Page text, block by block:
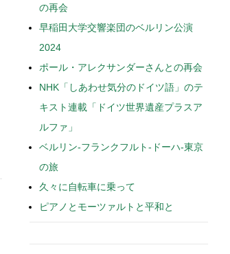
の再会
早稲田大学交響楽団のベルリン公演
2024
ポール・アレクサンダーさんとの再会
NHK「しあわせ気分のドイツ語」のテ
キスト連載「ドイツ世界遺産プラスア
ルファ」
ベルリン-フランクフルト-ドーハ-東京
の旅
久々に自転車に乗って
ピアノとモーツァルトと平和と